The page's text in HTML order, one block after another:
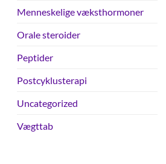
Menneskelige væksthormoner
Orale steroider
Peptider
Postcyklusterapi
Uncategorized
Vægttab